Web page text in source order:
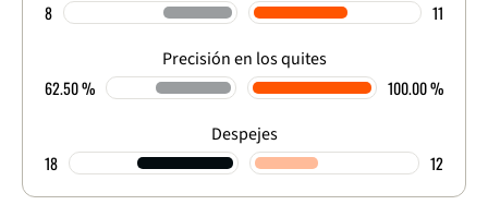
8 11
Precisión en los quites
62.50 % 100.00 %
Despejes
18 12